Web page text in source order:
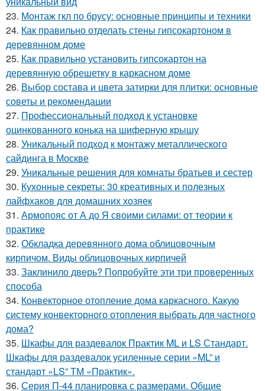
23. Монтаж гкл по брусу: основные принципы и техники
24. Как правильно отделать стены гипсокартоном в
деревянном доме
25. Как правильно установить гипсокартон на
деревянную обрешетку в каркасном доме
26. Выбор состава и цвета затирки для плитки: основные
советы и рекомендации
27. Профессиональный подход к установке
оцинкованного конька на шиферную крышу
28. Уникальный подход к монтажу металлического
сайдинга в Москве
29. Уникальные решения для комнаты братьев и сестер
30. Кухонные секреты: 30 креативных и полезных
лайфхаков для домашних хозяек
31. Армопояс от А до Я своими силами: от теории к
практике
32. Обкладка деревянного дома облицовочным
кирпичом. Виды облицовочных кирпичей
33. Заклинило дверь? Попробуйте эти три проверенных
способа
34. Конвекторное отопление дома каркасного. Какую
систему конвекторного отопления выбрать для частного
дома?
35. Шкафы для раздевалок Практик ML и LS Стандарт.
Шкафы для раздевалок усиленные серии «ML” и
стандарт «LS” ТМ «Практик».
36. Серия П-44 планировка с размерами. Общие